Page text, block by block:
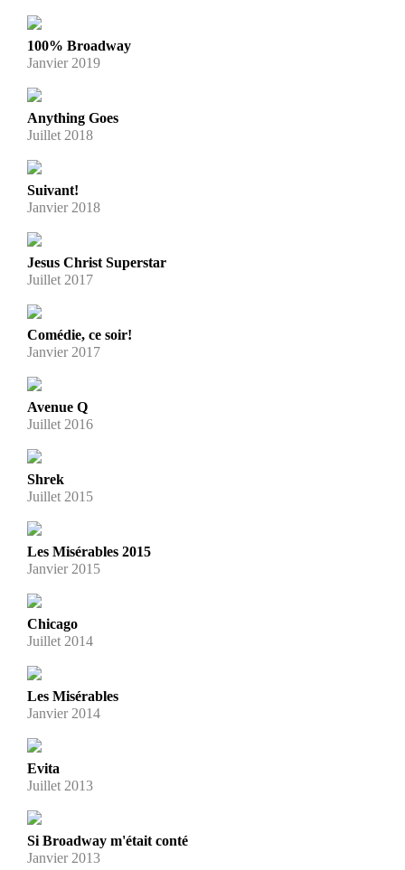
100% Broadway
Janvier 2019
Anything Goes
Juillet 2018
Suivant!
Janvier 2018
Jesus Christ Superstar
Juillet 2017
Comédie, ce soir!
Janvier 2017
Avenue Q
Juillet 2016
Shrek
Juillet 2015
Les Misérables 2015
Janvier 2015
Chicago
Juillet 2014
Les Misérables
Janvier 2014
Evita
Juillet 2013
Si Broadway m'était conté
Janvier 2013